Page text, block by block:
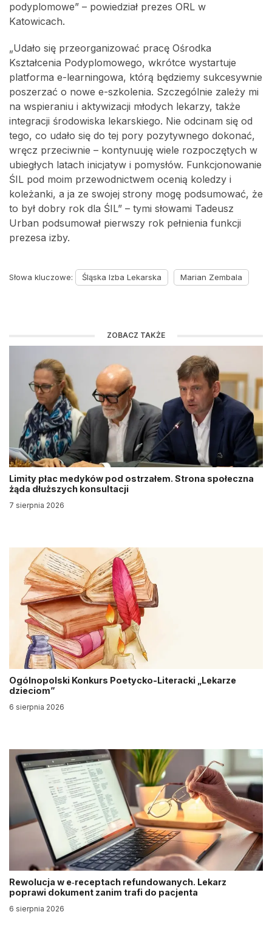
podyplomowe” – powiedział prezes ORL w
Katowicach.
„Udało się przeorganizować pracę Ośrodka
Kształcenia Podyplomowego, wkrótce wystartuje
platforma e-learningowa, którą będziemy sukcesywnie
poszerzać o nowe e-szkolenia. Szczególnie zależy mi
na wspieraniu i aktywizacji młodych lekarzy, także
integracji środowiska lekarskiego. Nie odcinam się od
tego, co udało się do tej pory pozytywnego dokonać,
wręcz przeciwnie – kontynuuję wiele rozpoczętych w
ubiegłych latach inicjatyw i pomysłów. Funkcjonowanie
ŚIL pod moim przewodnictwem ocenią koledzy i
koleżanki, a ja ze swojej strony mogę podsumować, że
to był dobry rok dla ŚIL” – tymi słowami Tadeusz
Urban podsumował pierwszy rok pełnienia funkcji
prezesa izby.
Słowa kluczowe: Śląska Izba Lekarska Marian Zembala
ZOBACZ TAKŻE
Limity płac medyków pod ostrzałem. Strona społeczna
żąda dłuższych konsultacji
7 sierpnia 2026
Ogólnopolski Konkurs Poetycko-Literacki „Lekarze
dzieciom”
6 sierpnia 2026
Rewolucja w e‑receptach refundowanych. Lekarz
poprawi dokument zanim trafi do pacjenta
6 sierpnia 2026